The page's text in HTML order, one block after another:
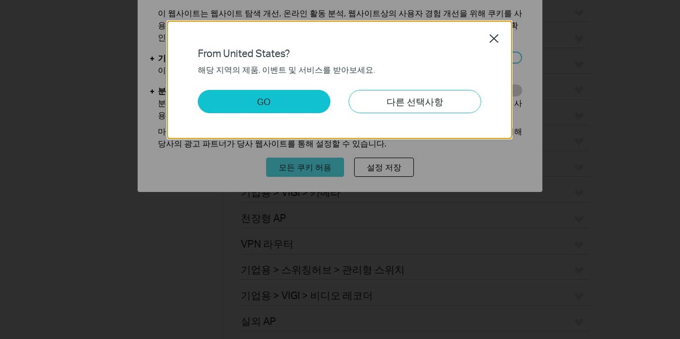
기업용 > Omada > 스위치 > 캠퍼스
기업용 > Omada > 일반 라우터 > 통합 라우터
기업용 > Omada > 컨트롤러 > 클라우드 기반
기업용 > Omada > 컨트롤러 > 하드웨어
기업용 > Omada > 컨트롤러 > 소프트웨어
기업용 > VIGI > 카메라
천장형 AP
VPN 라우터
기업용 > 스위칭허브 > 관리형 스위치
기업용 > VIGI > 비디오 레코더
실외 AP
From United States?
해당 지역의 제품, 이벤트 및 서비스를 받아보세요.
GO 다른 선택사항
Close
이 웹사이트는 웹사이트 탐색 개선, 온라인 활동 분석, 웹사이트상의 사용자 경험 개선을 위해 쿠키를 사
용합니다. 귀하는 언제든지 쿠키 사용을 거부할 수 있습니다. 자세한 내용은개인정보 처리방침에서 확
인할 수 있습니다.
기본 쿠키
이 쿠키는 웹사이트가 작동하는 데 필요하며 사용자의 시스템에서 비활성화할 수 없습니다.
분석 및 마케팅 쿠키
분석 쿠키는 웹사이트의 기능을 개선하고 조정하기 위해 웹사이트에서의 사용자 활동을 분석하는 데 사
용하는 쿠키입니다.
마케팅 쿠키는 귀하의 관심사에 대한 프로필을 생성하고 다른 웹사이트에서 관련 광고를 표시하기 위해
당사의 광고 파트너가 당사 웹사이트를 통해 설정할 수 있습니다.
모든 쿠키 허용 설정 저장